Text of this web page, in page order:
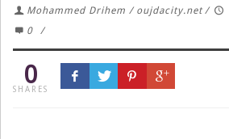
Mohammed Drihem / oujdacity.net /
0
/
0
SHARES